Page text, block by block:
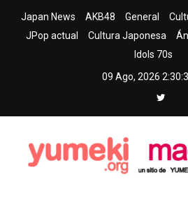
Japan News AKB48 General
JPop actual
Cultura Japonesa
Idols 70s
09 Ago, 2026